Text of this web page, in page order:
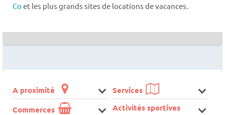
Co et les plus grands sites de locations de vacances.
A proximité
Services
Commerces
Activités sportives